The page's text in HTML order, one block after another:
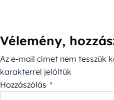
Vélemény,
Az e-mail címet nem tesszük
karakterrel jelöltük
Hozzászólás *